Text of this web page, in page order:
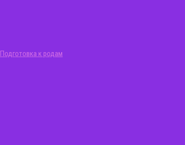
Подготовка к родам